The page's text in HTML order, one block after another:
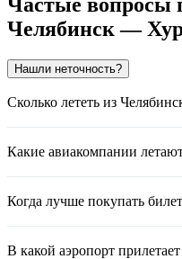
Челябинск —
Нашли неточность?
Сколько лететь из
Какие авиакомпании
Когда лучше покупать
В какой аэропорт